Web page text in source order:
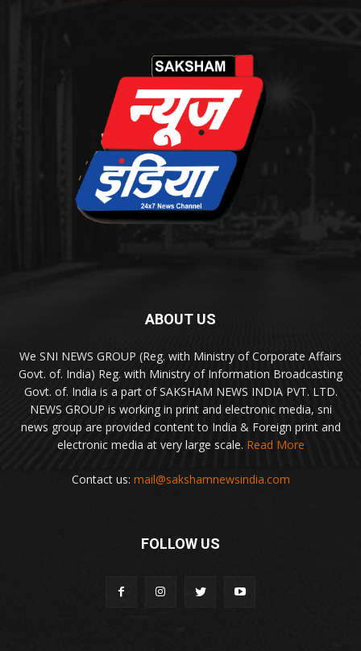
ABOUT US
We SNI NEWS GROUP (Reg. with Ministry of Corporate Affairs
Govt. of. India) Reg. with Ministry of Information Broadcasting
Govt. of. India is a part of SAKSHAM NEWS INDIA PVT. LTD.
NEWS GROUP is working in print and electronic media, sni
news group are provided content to India & Foreign print and
electronic media at very large scale. Read More
Contact us: mail@sakshamnewsindia.com
FOLLOW US